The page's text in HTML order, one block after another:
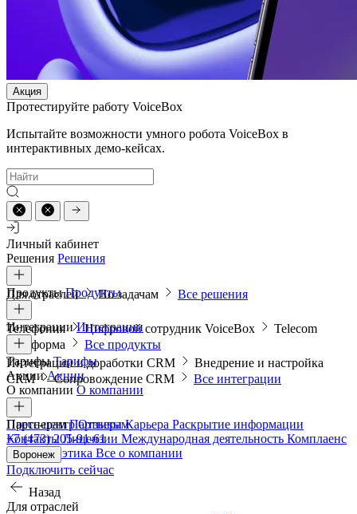
Акция
Протестируйте работу VoiceBox
Испытайте возможности умного робота VoiceBox в
интерактивных демо-кейсах.
Личный кабинет
Решения Решения
Для отраслей По задачам Все решения
ПродуктыПродукты
Телефония Цифровой сотрудник VoiceBox
Telecom
платформа
Все продукты
ИнтеграцииИнтеграции
Интеграции и доработки CRM
Внедрение и настройка
CRM
Сопровождение CRM Все интеграции
ТарифыТарифы
АкцииАкции
О компании О компании
Пресс-центрОтзывыКарьера Раскрытие информации
КонтактыЛицензии Международная деятельность Комплаенс
и деловая этика Все о компании
ПартнерамПартнерам
+7 (473) 205-91-61
Воронеж
Подключить сейчас
Назад
Для отраслей